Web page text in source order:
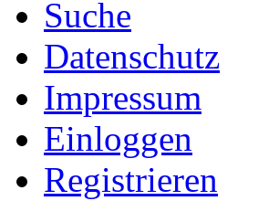
Suche
Datenschutz
Impressum
Einloggen
Registrieren